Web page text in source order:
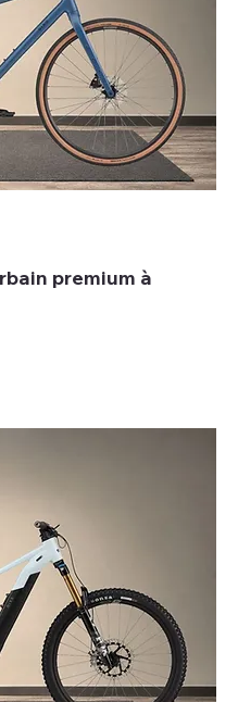
premium à